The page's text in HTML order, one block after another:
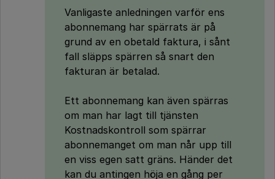
Vanligaste anledningen varför ens
abonnemang har spärrats är på
grund av en obetald faktura, i sånt
fall släpps spärren så snart den
fakturan är betalad.
Ett abonnemang kan även spärras
om man har lagt till tjänsten
Kostnadskontroll som spärrar
abonnemanget om man når upp till
en viss egen satt gräns. Händer det
kan du antingen höja en gång per